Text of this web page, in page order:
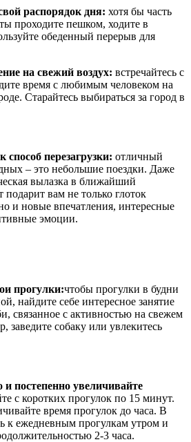
распорядок дня: хотя бы часть
проходите пешком, ходите в
обеденный перерыв для
на свежий воздух: встречайтесь с
время с любимым человеком на
Старайтесь выбираться за город в
перезагрузки: отличный
– это небольшие поездки. Даже
вылазка в ближайший
вам не только глоток
и новые впечатления, интересные
эмоции.
прогулки:чтобы прогулки в будни
найдите себе интересное занятие
связанное с активностью на свежем
заведите собаку или увлекитесь
и постепенно увеличивайте
с коротких прогулок по 15 минут.
время прогулок до часа. В
к ежедневным прогулкам утром и
2-3 часа.